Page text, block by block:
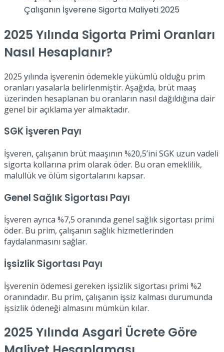
Çalışanın İşverene Sigorta Maliyeti 2025
2025 Yılında Sigorta Primi Oranları
Nasıl Hesaplanır?
2025 yılında işverenin ödemekle yükümlü olduğu prim
oranları yasalarla belirlenmiştir. Aşağıda, brüt maaş
üzerinden hesaplanan bu oranların nasıl dağıldığına dair
genel bir açıklama yer almaktadır.
SGK İşveren Payı
İşveren, çalışanın brüt maaşının %20,5’ini SGK uzun vadeli
sigorta kollarına prim olarak öder. Bu oran emeklilik,
malullük ve ölüm sigortalarını kapsar.
Genel Sağlık Sigortası Payı
İşveren ayrıca %7,5 oranında genel sağlık sigortası primi
öder. Bu prim, çalışanın sağlık hizmetlerinden
faydalanmasını sağlar.
İşsizlik Sigortası Payı
İşverenin ödemesi gereken işsizlik sigortası primi %2
oranındadır. Bu prim, çalışanın işsiz kalması durumunda
işsizlik ödeneği almasını mümkün kılar.
2025 Yılında Asgari Ücrete Göre